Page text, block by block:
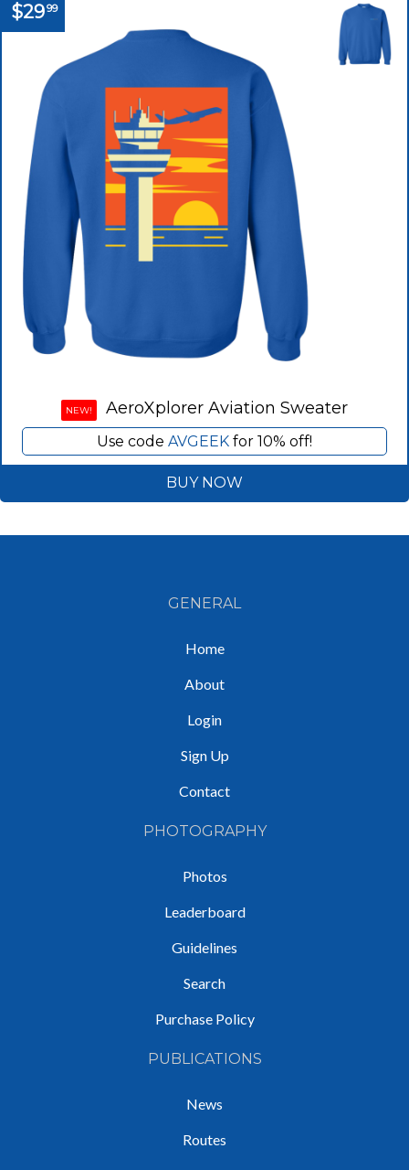
$2999
NEW! AeroXplorer Aviation Sweater
Use code AVGEEKfor 10% off!
BUY NOW
GENERAL
Home
About
Login
Sign Up
Contact
PHOTOGRAPHY
Photos
Leaderboard
Guidelines
Search
Purchase Policy
PUBLICATIONS
News
Routes